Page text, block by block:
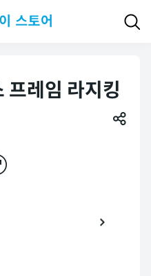
프레임 라지킹